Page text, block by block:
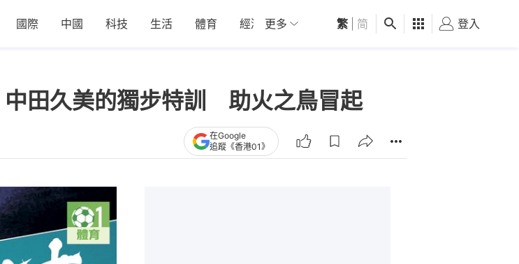
國際 中國 科技 生活 體育 經濟 01深圳 觀點 健康 好食玩飛
更多 繁 简 登入
中田久美的獨步特訓 助火之鳥冒起
在Google
追蹤《香港01》